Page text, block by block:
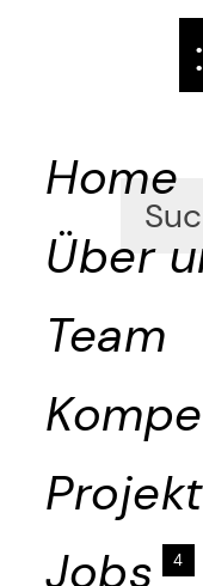
:
Home
Über
Team
Jobs
4